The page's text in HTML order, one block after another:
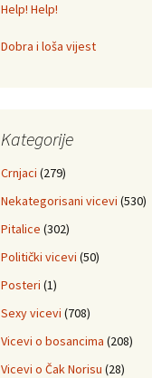
Help! Help!
Dobra i loša vijest
Kategorije
Crnjaci (279)
Nekategorisani vicevi (530)
Pitalice (302)
Politički vicevi (50)
Posteri (1)
Sexy vicevi (708)
Vicevi o bosancima (208)
Vicevi o Čak Norisu (28)